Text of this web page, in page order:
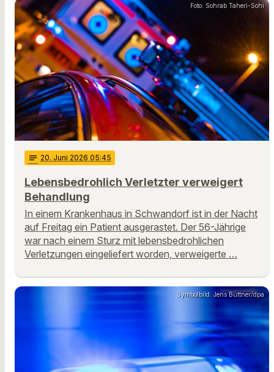
Foto: Sohrab Taheri-Sohi
notes 20. Juni 2026 05:45
Lebensbedrohlich Verletzter verweigert
Behandlung
In einem Krankenhaus in Schwandorf ist in der Nacht
auf Freitag ein Patient ausgerastet. Der 56-Jährige
war nach einem Sturz mit lebensbedrohlichen
Verletzungen eingeliefert worden, verweigerte …
Symbolbild: Jens Büttner/dpa